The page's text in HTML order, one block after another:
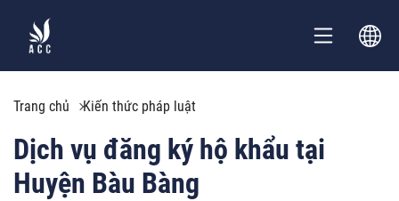
Trang chủ Kiến thức pháp luật
Dịch vụ đăng ký hộ khẩu tại
Huyện Bàu Bàng